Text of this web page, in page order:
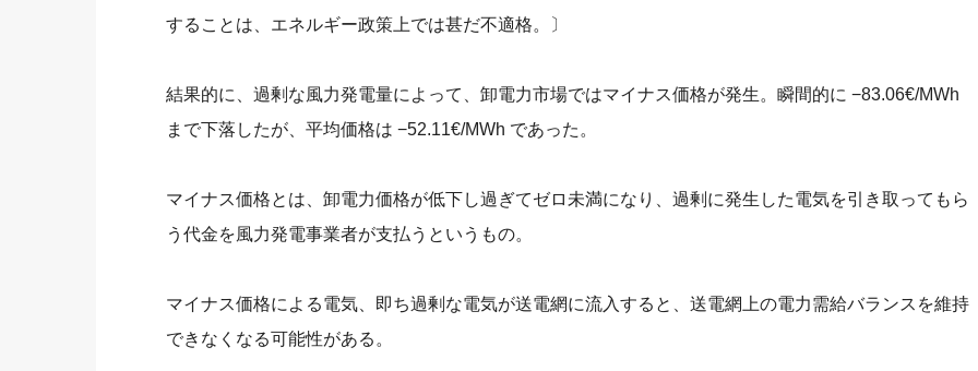
することは、エネルギー政策上では甚だ不適格。〕
結果的に、過剰な風力発電量によって、卸電力市場ではマイナス価格が発生。瞬間的に −83.06€/MWh
まで下落したが、平均価格は −52.11€/MWh であった。
マイナス価格とは、卸電力価格が低下し過ぎてゼロ未満になり、過剰に発生した電気を引き取ってもら
う代金を風力発電事業者が支払うというもの。
マイナス価格による電気、即ち過剰な電気が送電網に流入すると、送電網上の電力需給バランスを維持
できなくなる可能性がある。